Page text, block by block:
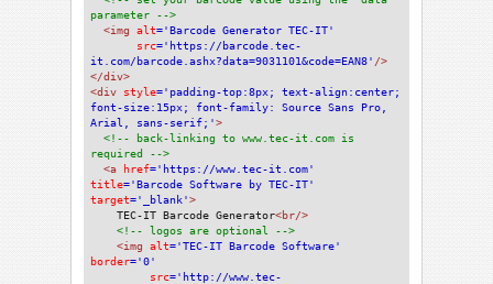
parameter -->
<img alt='Barcode Generator TEC-IT'
src='https://barcode.tec-
it.com/barcode.ashx?data=9031101&code=EAN8' />
</div>
<div style='padding-top:8px; text-align:center;
font-size:15px; font-family: Source Sans Pro,
Arial, sans-serif;'>
<!-- back-linking to www.tec-it.com is
required -->
<a href='https://www.tec-it.com'
title='Barcode Software by TEC-IT'
target='_blank'>
TEC-IT Barcode Generator<br/>
<!-- logos are optional -->
<img alt='TEC-IT Barcode Software'
border='0'
src='http://www.tec-